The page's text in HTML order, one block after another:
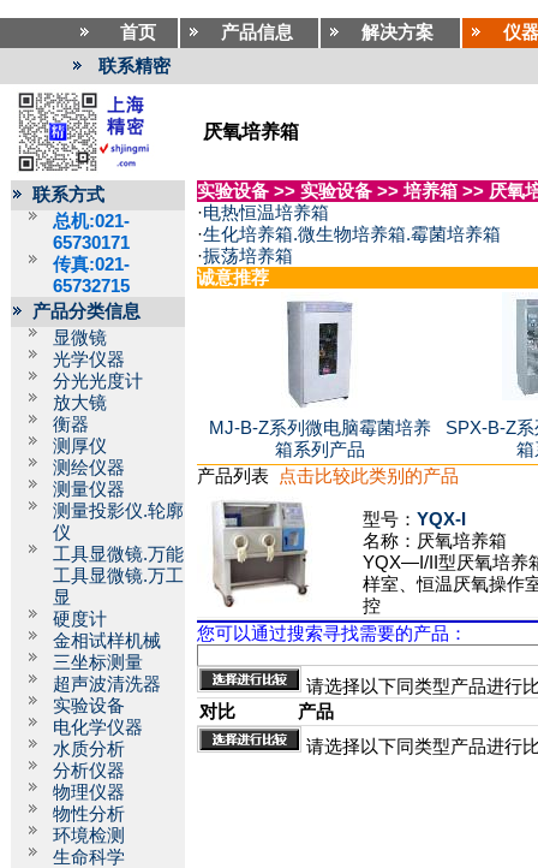
首页 产品信息 解决方案
仪
联系精密
厌氧培养箱
联系方式
总机:021-
65730171
传真:021-
65732715
产品分类信息
显微镜
光学仪器
分光光度计
放大镜
衡器
测厚仪
测绘仪器
测量仪器
测量投影仪.轮廓
仪
工具显微镜.万能
工具显微镜.万工
显
硬度计
金相试样机械
三坐标测量
超声波清洗器
实验设备
电化学仪器
水质分析
分析仪器
物理仪器
物性分析
环境检测
生命科学
实验设备 >> 实验设备 >> 培养箱 >> 厌氧
·电热恒温培养箱
·生化培养箱.微生物培养箱.霉菌培养箱
·振荡培养箱
诚意推荐
MJ-B-Z系列微电脑霉菌培养
箱系列产品
SPX-B-Z
箱
产品列表
点击比较此类别的产品
型号： YQX-I
名称： 厌氧培养箱
YQX—I/II型厌氧培养
样室、恒温厌氧操作
控
您可以通过搜索寻找需要的产品：
请选择以下同类型产品进行
对比
产品
请选择以下同类型产品进行